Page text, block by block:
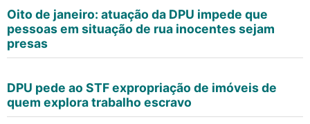
Oito de janeiro: atuação da DPU impede que
pessoas em situação de rua inocentes sejam
presas
DPU pede ao STF expropriação de imóveis de
quem explora trabalho escravo